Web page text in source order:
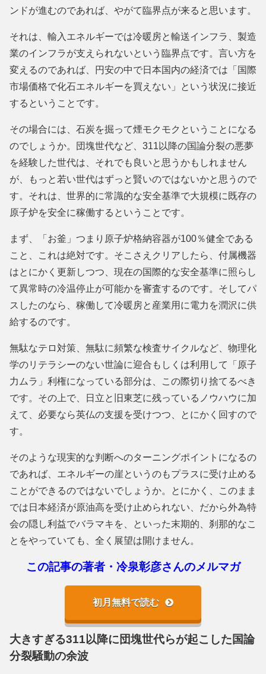
ンドが進むのであれば、やがて臨界点が来ると思います。
それは、輸入エネルギーでは冷暖房と輸送インフラ、製造
業のインフラが支えられないという臨界点です。言い方を
変えるのであれば、円安の中で日本国内の経済では「国際
市場価格で化石エネルギーを買えない」という状況に接近
するということです。
その場合には、石炭を掘って煙モクモクということになる
のでしょうか。団塊世代など、311以降の国論分裂の悪夢
を経験した世代は、それでも良いと思うかもしれません
が、もっと若い世代はずっと賢いのではないかと思うので
す。それは、世界的に常識的な安全基準で大規模に既存の
原子炉を安全に稼働するということです。
まず、「お釜」つまり原子炉格納容器が100％健全である
こと、これは絶対です。そこさえクリアしたら、付属機器
はとにかく更新しつつ、現在の国際的な安全基準に照らし
て異常時の冷温停止が可能かを審査するのです。そしてパ
スしたのなら、稼働して冷暖房と産業用に電力を潤沢に供
給するのです。
無駄なテロ対策、無駄に頻繁な検査サイクルなど、物理化
学のリテラシーのない世論に迎合もしくは利用して「原子
力ムラ」利権になっている部分は、この際切り捨てるべき
です。その上で、日立と旧東芝に残っているノウハウに加
えて、必要なら英仏の支援を受けつつ、とにかく回すので
す。
そのような現実的な判断へのターニングポイントになるの
であれば、エネルギーの崖というのもプラスに受け止める
ことができるのではないでしょうか。とにかく、このまま
では日本経済が原油高を受け止められない、だから外為特
会の隠し利益でバラマキを、といった末期的、刹那的なこ
とをやっていても、全く展望は開けません。
この記事の著者・冷泉彰彦さんのメルマガ
初月無料で読む
大きすぎる311以降に団塊世代らが起こした国論
分裂騒動の余波